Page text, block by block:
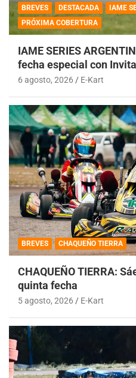
BREVES DESTACADA
IAME
PRÓXIMA COBERTURA
IAME SERIES
fecha especial con
6 agosto, 2026 E-Kart
BREVES CHAQUEÑO TIERRA
CHAQUEÑO TIERRA:
quinta fecha
5 agosto, 2026 E-Kart